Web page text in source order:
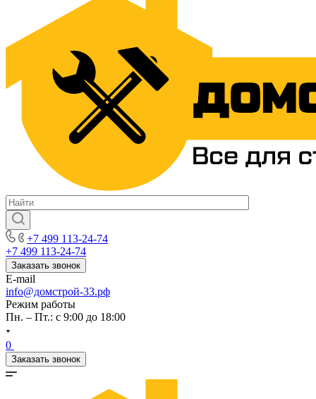
+7 499 113-24-74
+7 499 113-24-74
Заказать звонок
E-mail
info@домстрой-33.рф
Режим работы
Пн. – Пт.: с 9:00 до 18:00
0
Заказать звонок